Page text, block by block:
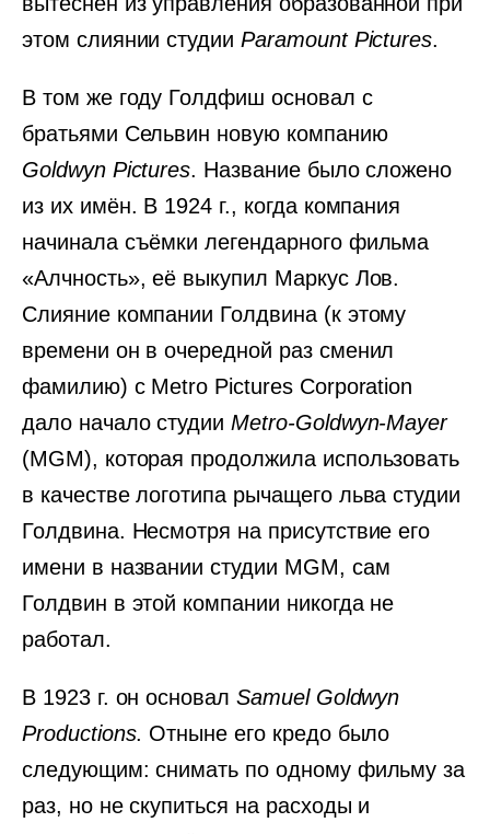
этом слиянии студииParamount Pictures.
В том же году Голдфиш основал с
братьями Сельвин новую компанию
Goldwyn Pictures. Название было сложено
из их имён. В 1924 г., когда компания
начинала съёмки легендарного фильма
«Алчность», её выкупил Маркус Лов.
Слияние компании Голдвина (к этому
времени он в очередной раз сменил
фамилию) с Metro Pictures Corporation
дало начало студииMetro-Goldwyn-Mayer
(MGM), которая продолжила использовать
в качестве логотипа рычащего льва студии
Голдвина. Несмотря на присутствие его
имени в названии студии MGM, сам
Голдвин в этой компании никогда не
работал.
В 1923 г. он основал Samuel Goldwyn
Productions. Отныне его кредо было
следующим: снимать по одному фильму за
раз, но не скупиться на расходы и